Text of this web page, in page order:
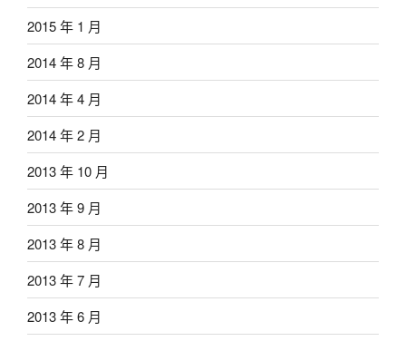
2015 年 1 月
2014 年 8 月
2014 年 4 月
2014 年 2 月
2013 年 10 月
2013 年 9 月
2013 年 8 月
2013 年 7 月
2013 年 6 月